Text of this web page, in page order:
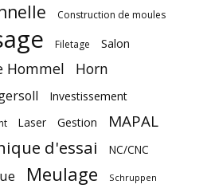
Construction de moules
Filetage Salon
Hommel Horn
Investissement
Laser Gestion MAPAL
d'essai NC/CNC
Meulage Schruppen